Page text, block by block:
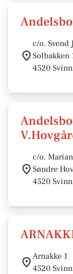
c/o. Svend
Solbakken
4520
c/o.
Søndre
4520
Arnakke 1
4520